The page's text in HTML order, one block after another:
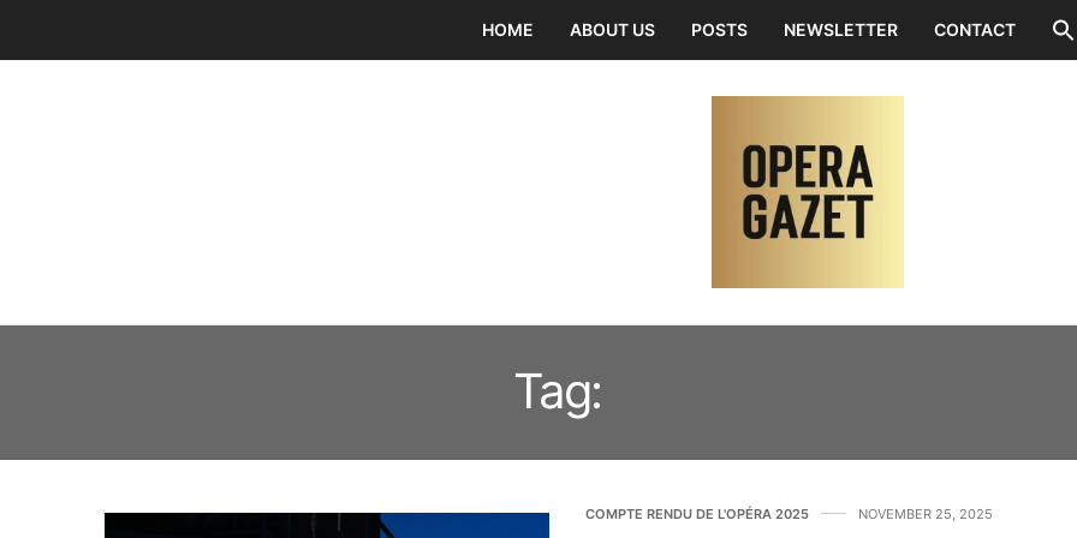
HOME ABOUT US POSTS NEWSLETTER CONTACT
Tag:
COMPTE RENDU DE L'OPÉRA 2025 NOVEMBER 25, 2025